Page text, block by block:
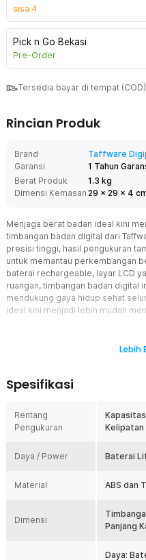
sisa 4
Pick n Go Bekasi
Pre-Order
Tersedia bayar di tempat (COD)
Rincian Produk
Brand
Taffware
Garansi
1 Tahun
Berat Produk
1.3 kg
Dimensi Kemasan 29 x 29 x 4
Menjaga berat badan ideal kini
timbangan badan digital dari
presisi tinggi, hasil pengukuran
untuk memantau perkembangan
baterai rechargeable, layar LCD
ruangan, timbangan badan digital
mendukung gaya hidup sehat
ideal kini menjadi lebih mudah
untuk menghasilkan
perubahan berat badan secara
saat menjalankan program diet,
badan ideal dalam jangka
Layar LCD Jelas dengan Auto
sehingga hasil pengukuran
Setelah sekitar 10 detik tidak
penggunaan lebih praktis
Lebih
Spesifikasi
Rentang
Pengukuran
Kelipatan
Daya / Power Baterai
Material ABS dan
Dimensi
Panjang
Daya: